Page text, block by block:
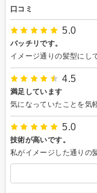
口コミ
5.0
バッチリです。
4.5
満足しています
5.0
技術が高いです。